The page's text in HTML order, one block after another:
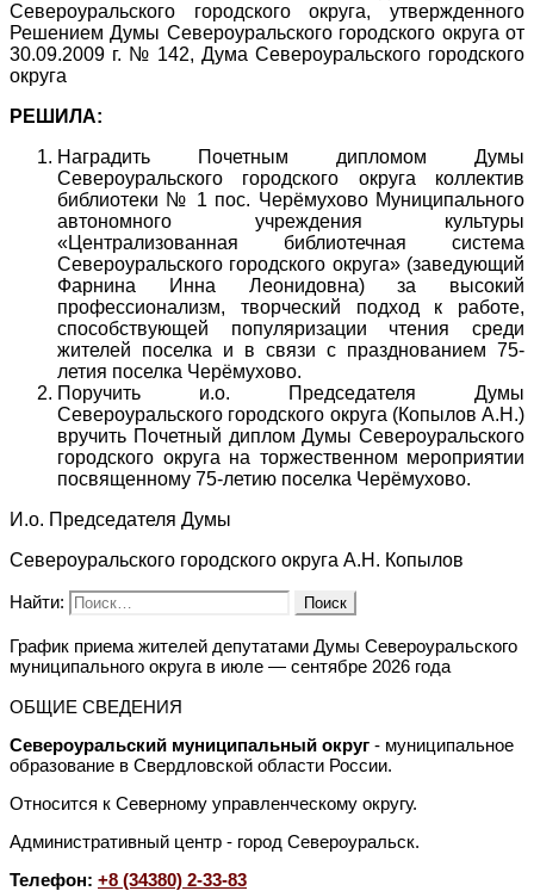
Североуральского городского округа, утвержденного
Решением Думы Североуральского городского округа от
30.09.2009 г. № 142, Дума Североуральского городского
округа
РЕШИЛА:
Наградить Почетным дипломом Думы
Североуральского городского округа коллектив
библиотеки № 1 пос. Черёмухово Муниципального
автономного учреждения культуры
«Централизованная библиотечная система
Североуральского городского округа» (заведующий
Фарнина Инна Леонидовна) за высокий
профессионализм, творческий подход к работе,
способствующей популяризации чтения среди
жителей поселка и в связи с празднованием 75-
летия поселка Черёмухово.
Поручить и.о. Председателя Думы
Североуральского городского округа (Копылов А.Н.)
вручить Почетный диплом Думы Североуральского
городского округа на торжественном мероприятии
посвященному 75-летию поселка Черёмухово.
И.о. Председателя Думы
Североуральского городского округа А.Н. Копылов
Найти:
График приема жителей депутатами Думы Североуральского
муниципального округа в июле — сентябре 2026 года
ОБЩИЕ СВЕДЕНИЯ
Североуральский муниципальный округ - муниципальное
образование в Свердловской области России.
Относится к Северному управленческому округу.
Административный центр - город Североуральск.
Телефон: +8 (34380) 2-33-83